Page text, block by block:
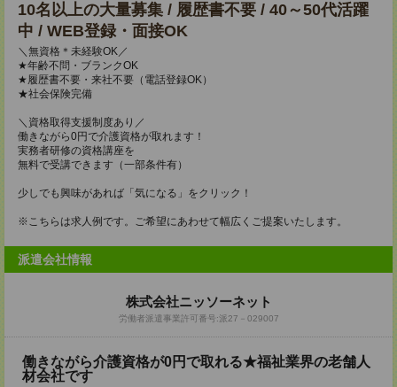
10名以上の大量募集 / 履歴書不要 / 40～50代活躍
中 / WEB登録・面接OK
＼無資格＊未経験OK／
★年齢不問・ブランクOK
★履歴書不要・来社不要（電話登録OK）
★社会保険完備
＼資格取得支援制度あり／
働きながら0円で介護資格が取れます！
実務者研修の資格講座を
無料で受講できます（一部条件有）
少しでも興味があれば「気になる」をクリック！
※こちらは求人例です。ご希望にあわせて幅広くご提案いたします。
派遣会社情報
株式会社ニッソーネット
労働者派遣事業許可番号:派27－029007
働きながら介護資格が0円で取れる★福祉業界の老舗人
材会社です